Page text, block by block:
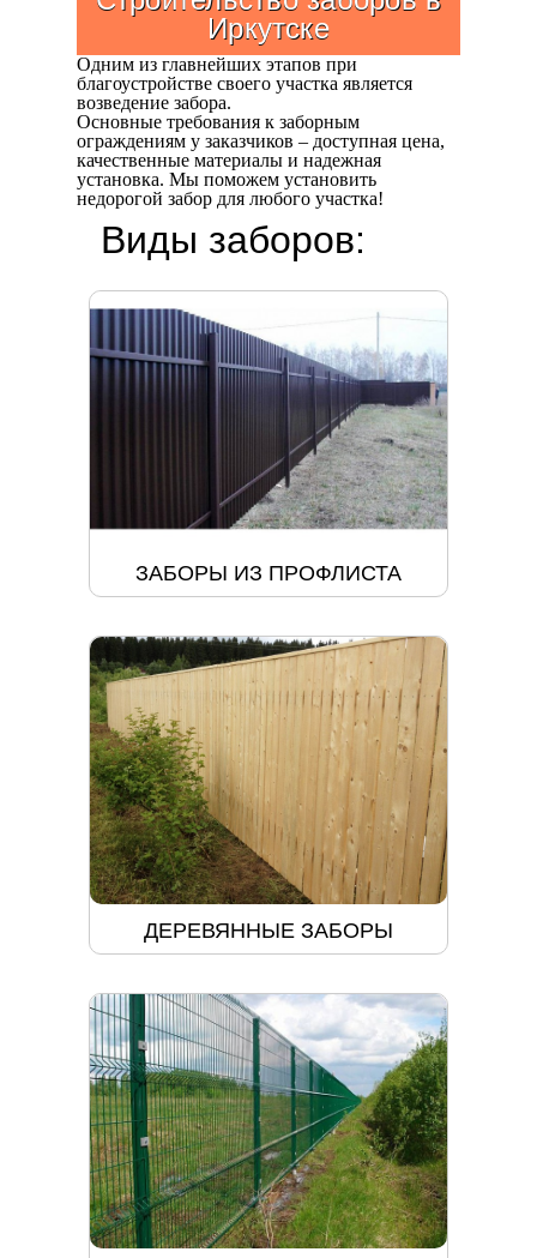
Иркутске
Одним из главнейших этапов при
благоустройстве своего участка является
возведение забора.
Основные требования к заборным
ограждениям у заказчиков – доступная цена,
качественные материалы и надежная
установка. Мы поможем установить
недорогой забор для любого участка!
Виды заборов:
ЗАБОРЫ ИЗ ПРОФЛИСТА
ДЕРЕВЯННЫЕ ЗАБОРЫ